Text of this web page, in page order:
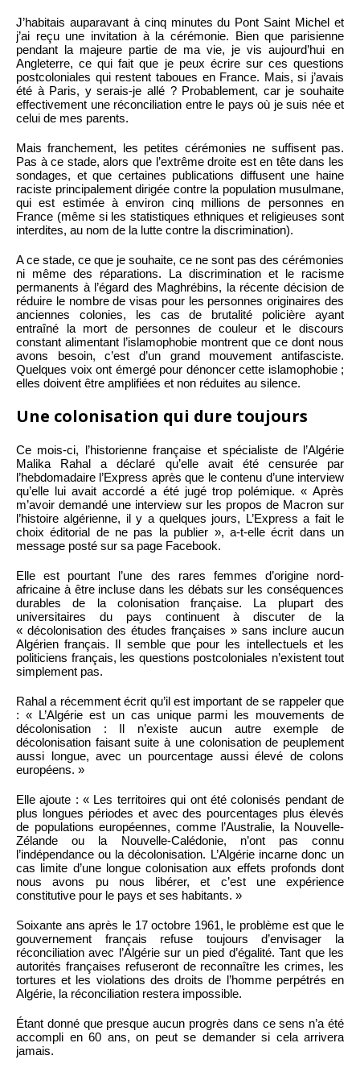
J’habitais auparavant à cinq minutes du Pont Saint Michel et
j’ai reçu une invitation à la cérémonie. Bien que parisienne
pendant la majeure partie de ma vie, je vis aujourd’hui en
Angleterre, ce qui fait que je peux écrire sur ces questions
postcoloniales qui restent taboues en France. Mais, si j’avais
été à Paris, y serais-je allé ? Probablement, car je souhaite
effectivement une réconciliation entre le pays où je suis née et
celui de mes parents.
Mais franchement, les petites cérémonies ne suffisent pas.
Pas à ce stade, alors que l’extrême droite est en tête dans les
sondages, et que certaines publications diffusent une haine
raciste principalement dirigée contre la population musulmane,
qui est estimée à environ cinq millions de personnes en
France (même si les statistiques ethniques et religieuses sont
interdites, au nom de la lutte contre la discrimination).
A ce stade, ce que je souhaite, ce ne sont pas des cérémonies
ni même des réparations. La discrimination et le racisme
permanents à l’égard des Maghrébins, la récente décision de
réduire le nombre de visas pour les personnes originaires des
anciennes colonies, les cas de brutalité policière ayant
entraîné la mort de personnes de couleur et le discours
constant alimentant l’islamophobie montrent que ce dont nous
avons besoin, c’est d’un grand mouvement antifasciste.
Quelques voix ont émergé pour dénoncer cette islamophobie ;
elles doivent être amplifiées et non réduites au silence.
Une colonisation qui dure toujours
Ce mois-ci, l’historienne française et spécialiste de l’Algérie
Malika Rahal a déclaré qu’elle avait été censurée par
l’hebdomadaire l’Express après que le contenu d’une interview
qu’elle lui avait accordé a été jugé trop polémique. « Après
m’avoir demandé une interview sur les propos de Macron sur
l’histoire algérienne, il y a quelques jours, L’Express a fait le
choix éditorial de ne pas la publier », a-t-elle écrit dans un
message posté sur sa page Facebook.
Elle est pourtant l’une des rares femmes d’origine nord-
africaine à être incluse dans les débats sur les conséquences
durables de la colonisation française. La plupart des
universitaires du pays continuent à discuter de la
« décolonisation des études françaises » sans inclure aucun
Algérien français. Il semble que pour les intellectuels et les
politiciens français, les questions postcoloniales n’existent tout
simplement pas.
Rahal a récemment écrit qu’il est important de se rappeler que
: « L’Algérie est un cas unique parmi les mouvements de
décolonisation : Il n’existe aucun autre exemple de
décolonisation faisant suite à une colonisation de peuplement
aussi longue, avec un pourcentage aussi élevé de colons
européens. »
Elle ajoute : « Les territoires qui ont été colonisés pendant de
plus longues périodes et avec des pourcentages plus élevés
de populations européennes, comme l’Australie, la Nouvelle-
Zélande ou la Nouvelle-Calédonie, n’ont pas connu
l’indépendance ou la décolonisation. L’Algérie incarne donc un
cas limite d’une longue colonisation aux effets profonds dont
nous avons pu nous libérer, et c’est une expérience
constitutive pour le pays et ses habitants. »
Soixante ans après le 17 octobre 1961, le problème est que le
gouvernement français refuse toujours d’envisager la
réconciliation avec l’Algérie sur un pied d’égalité. Tant que les
autorités françaises refuseront de reconnaître les crimes, les
tortures et les violations des droits de l’homme perpétrés en
Algérie, la réconciliation restera impossible.
Étant donné que presque aucun progrès dans ce sens n’a été
accompli en 60 ans, on peut se demander si cela arrivera
jamais.